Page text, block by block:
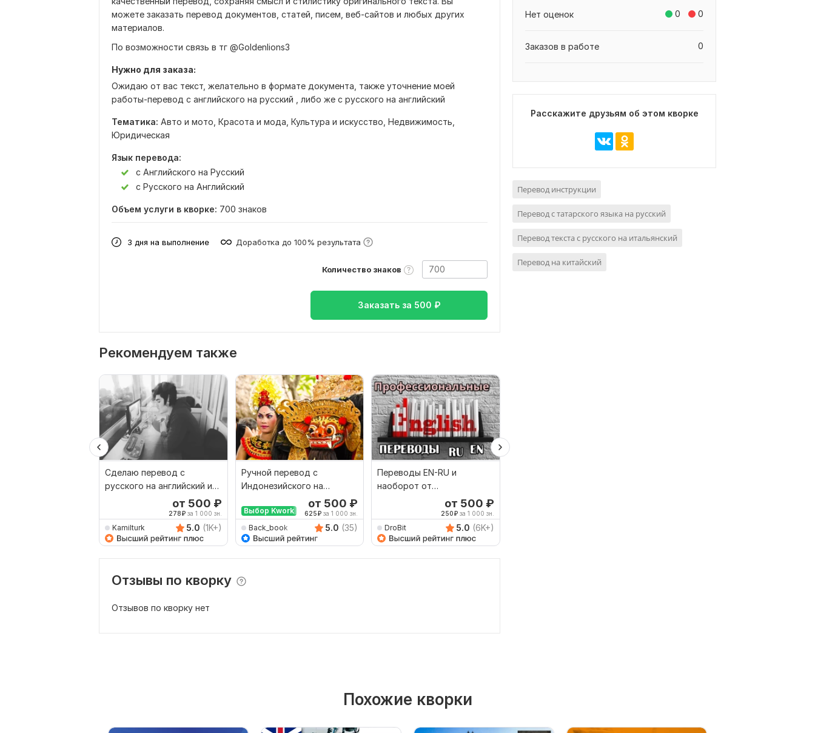
можете заказать перевод документов, статей, писем, веб-сайтов и любых других
материалов.
По возможности связь в тг @Goldenlions3
Нужно для заказа:
Ожидаю от вас текст, желательно в формате документа, также уточнение моей
работы-перевод с английского на русский , либо же с русского на английский
Тематика: Авто и мото, Красота и мода, Культура и искусство, Недвижимость,
Юридическая
Язык перевода:
с Английского на Русский
с Русского на Английский
Объем услуги в кворке: 700 знаков
3 дня на выполнение Доработка до 100% результата
Количество знаков
Заказать за 500 ₽
Рекомендуем также
Сделаю перевод с
русского на английский и
от 500 ₽
278₽за 1 000 зн.
Kamilturk 5.0 (1K+)
Ручной перевод с
Индонезийского на
Русский и наоборот
Выбор Kwork
от 500 ₽
625₽ за 1 000 зн.
Back_book 5.0 (35)
Переводы EN-RU и
наоборот от
от 500 ₽
250₽за 1 000 зн.
DroBit 5.0 (6K+)
Отзывы по кворку
Отзывов по кворку нет
0 0
Нет оценок
0
Заказов в работе
Расскажите друзьям об этом кворке
Перевод инструкции
Перевод с татарского языка на русский
Перевод текста с русского на итальянский
Перевод на китайский
Похожие кворки